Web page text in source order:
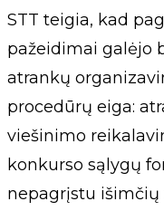
STT teigia, kad
pažeidimai galėjo
atrankų
procedūrų eiga:
viešinimo
konkurso sąlygų
nepagrįstu